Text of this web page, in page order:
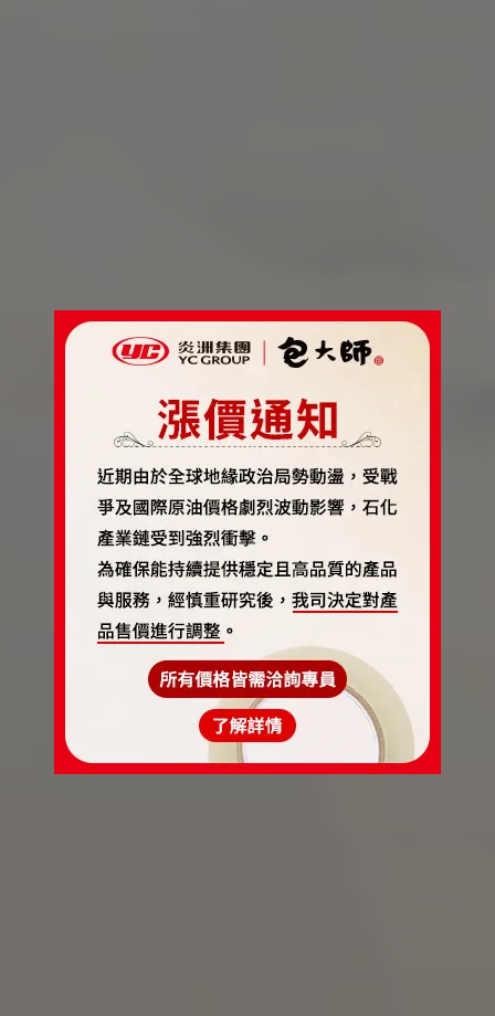
專業包材 引領未來
一站式專業包材服務